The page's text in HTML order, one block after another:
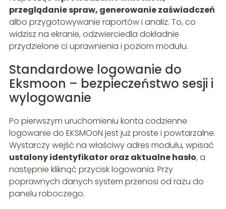
przeglądanie spraw, generowanie zaświadczeń
albo przygotowywanie raportów i analiz. To, co
widzisz na ekranie, odzwierciedla dokładnie
przydzielone ci uprawnienia i poziom modułu.
Standardowe logowanie do
Eksmoon – bezpieczeństwo sesji i
wylogowanie
Po pierwszym uruchomieniu konta codzienne
logowanie do EKSMOoN jest już proste i powtarzalne.
Wystarczy wejść na właściwy adres modułu, wpisać
ustalony identyfikator oraz aktualne hasło, a
następnie kliknąć przycisk logowania. Przy
poprawnych danych system przenosi od razu do
panelu roboczego.